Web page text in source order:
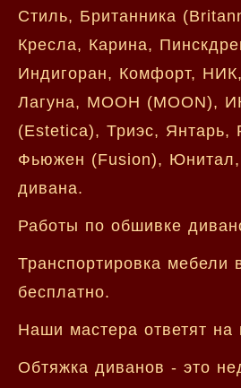
Стиль, Британника
Кресла, Карина,
Индигоран, Комфорт,
Лагуна, МООН (MOON),
(Estetica), Триэс,
Фьюжен (Fusion),
дивана.
Работы по обшивке
Транспортировка мебели
бесплатно.
Наши мастера ответят на
Обтяжка диванов - это